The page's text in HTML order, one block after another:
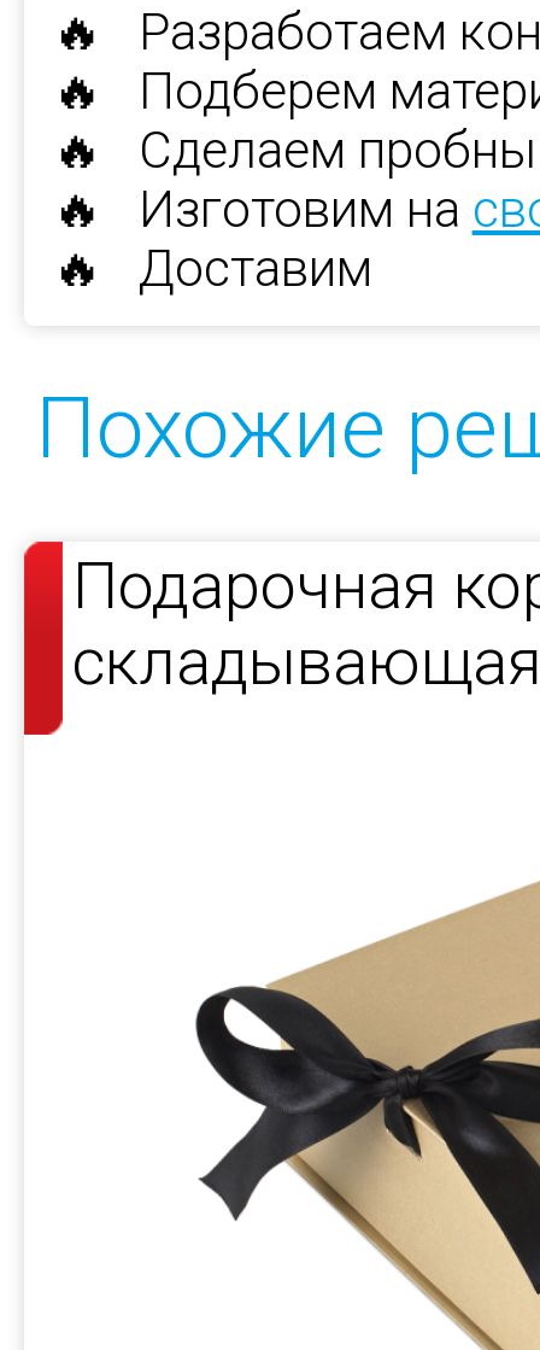
🔥 Разработаем
🔥 Подберем
🔥 Сделаем
🔥 Изготовим на
🔥 Доставим
Похожие
Подарочная